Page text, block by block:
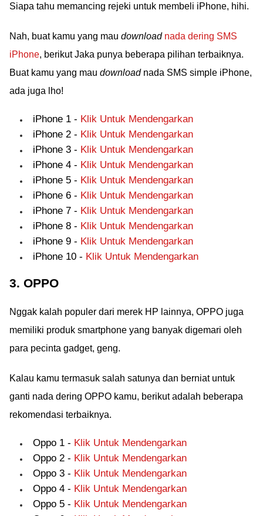
Siapa tahu memancing rejeki untuk membeli iPhone, hihi.
Nah, buat kamu yang mau download nada dering SMS
iPhone, berikut Jaka punya beberapa pilihan terbaiknya.
Buat kamu yang mau downloadnada SMS simple iPhone,
ada juga lho!
iPhone 1 - Klik Untuk Mendengarkan
iPhone 2 - Klik Untuk Mendengarkan
iPhone 3 - Klik Untuk Mendengarkan
iPhone 4 - Klik Untuk Mendengarkan
iPhone 5 - Klik Untuk Mendengarkan
iPhone 6 - Klik Untuk Mendengarkan
iPhone 7 - Klik Untuk Mendengarkan
iPhone 8 - Klik Untuk Mendengarkan
iPhone 9 - Klik Untuk Mendengarkan
iPhone 10 - Klik Untuk Mendengarkan
3. OPPO
Nggak kalah populer dari merek HP lainnya, OPPO juga
memiliki produk smartphone yang banyak digemari oleh
para pecinta gadget, geng.
Kalau kamu termasuk salah satunya dan berniat untuk
ganti nada dering OPPO kamu, berikut adalah beberapa
rekomendasi terbaiknya.
Oppo 1 - Klik Untuk Mendengarkan
Oppo 2 - Klik Untuk Mendengarkan
Oppo 3 - Klik Untuk Mendengarkan
Oppo 4 - Klik Untuk Mendengarkan
Oppo 5 - Klik Untuk Mendengarkan